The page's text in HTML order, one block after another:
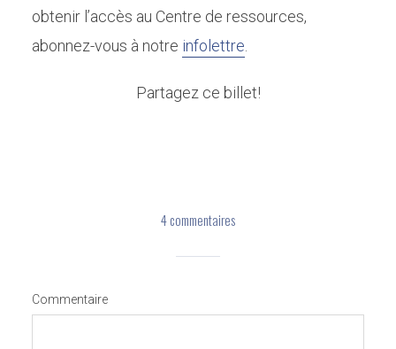
obtenir l’accès au Centre de ressources,
abonnez-vous à notre infolettre
Partagez ce billet!
4 commentaires
Commentaire